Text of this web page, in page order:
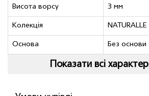
Висота ворсу 3 мм
Колекція NATURALLE
Основа Без основи
Показати всі